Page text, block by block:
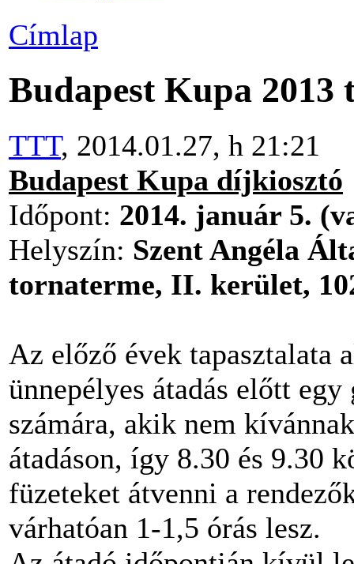
Címlap
Budapest Kupa 2013
TTT, 2014.01.27, h 21:21
Budapest Kupa díjkiosztó
Időpont: 2014. január 5.
Helyszín: Szent Angéla
tornaterme, II. kerület,
Az előző évek tapasztalata
ünnepélyes átadás előtt
számára, akik nem
átadáson, így 8.30 és 9.30
füzeteket átvenni a
várhatóan 1-1,5 órás lesz.